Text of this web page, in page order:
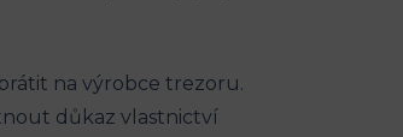
na výrobce trezoru.
důkaz vlastnictví